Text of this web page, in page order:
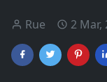
Rue 2 Mar,